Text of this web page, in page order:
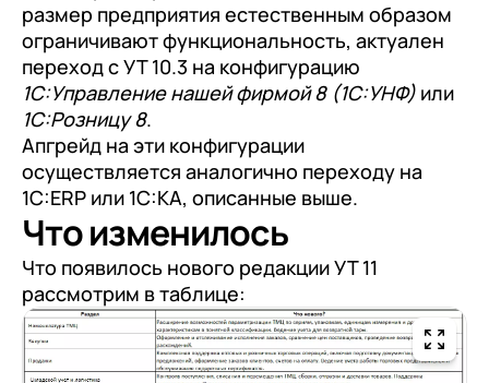
размер предприятия естественным образом
ограничивают функциональность, актуален
переход с УТ 10.3 на конфигурацию
1С:Управление нашей фирмой 8 (1С:УНФ) или
1С:Розницу 8.
Апгрейд на эти конфигурации
осуществляется аналогично переходу на
1С:ERP или 1С:КА, описанные выше.
Что изменилось
Что появилось нового редакции УТ 11
рассмотрим в таблице:
Отправить
Я даю согласие на обработкуПерсональных
данныхв соответствии с
Конфиденциальности
Я даю согласие на обработкуПерсональных
данныхв соответствии сПолитикой
Конфиденциальности
Конфиденциальности